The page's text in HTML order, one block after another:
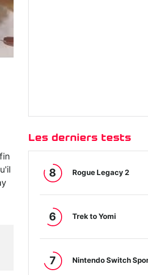
Les derniers tests
8 Rogue Legacy 2
6 Trek to Yomi
7 Nintendo Switch